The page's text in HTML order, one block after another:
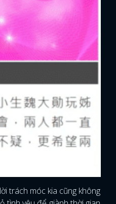
trách móc kia cũng không